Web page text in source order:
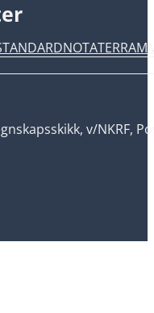
NOTATER
v/NKRF,